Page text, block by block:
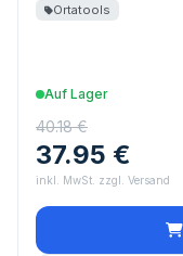
Ortatools
Auf Lager
40.18 €
37.95 €
inkl. MwSt. zzgl. Versand